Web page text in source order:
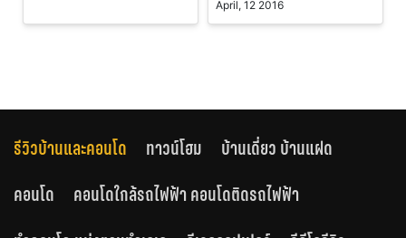
April, 12 2016
รีวิวบ้านและคอนโด ทาวน์โฮม
บ้านเดี่ยว บ้านแฝด
คอนโด
คอนโดใกล้รถไฟฟ้า คอนโดติดรถไฟฟ้า